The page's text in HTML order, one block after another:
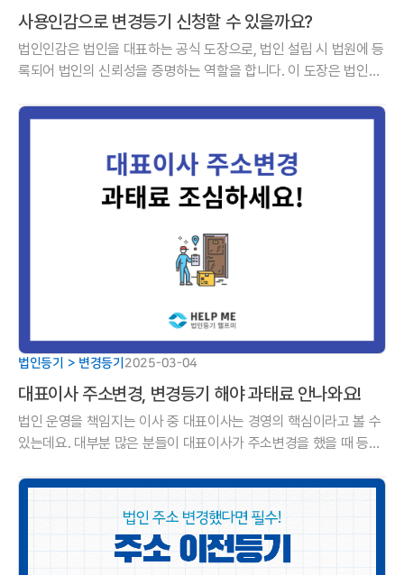
사용인감으로 변경등기 신청할 수 있을까요?
법인인감은 법인을 대표하는 공식 도장으로, 법인 설립 시 법원에 등
록되어 법인의 신뢰성을 증명하는 역할을 합니다. 이 도장은 법인의
인되었을 때 법인의
법인등기 > 변경등기 2025-03-04
대표이사 주소변경, 변경등기 해야 과태료 안나와요!
법인 운영을 책임지는 이사 중 대표이사는 경영의 핵심이라고 볼 수
있는데요. 대부분 많은 분들이 대표이사가 주소변경을 했을 때 등기